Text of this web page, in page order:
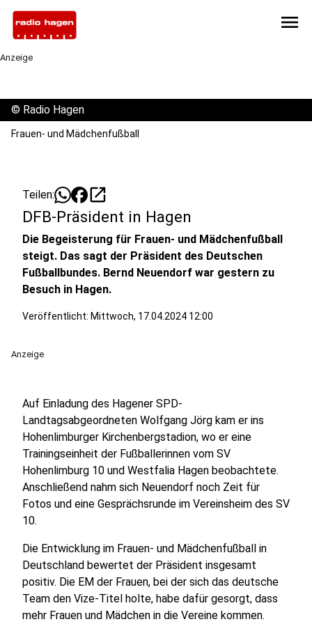
menu
Anzeige
© Radio Hagen
Frauen- und Mädchenfußball
Teilen: open_in_new
DFB-Präsident in Hagen
Die Begeisterung für Frauen- und Mädchenfußball
steigt. Das sagt der Präsident des Deutschen
Fußballbundes. Bernd Neuendorf war gestern zu
Besuch in Hagen.
Veröffentlicht: Mittwoch, 17.04.2024 12:00
Anzeige
Auf Einladung des Hagener SPD-
Landtagsabgeordneten Wolfgang Jörg kam er ins
Hohenlimburger Kirchenbergstadion, wo er eine
Trainingseinheit der Fußballerinnen vom SV
Hohenlimburg 10 und Westfalia Hagen beobachtete.
Anschließend nahm sich Neuendorf noch Zeit für
Fotos und eine Gesprächsrunde im Vereinsheim des SV
10.
Die Entwicklung im Frauen- und Mädchenfußball in
Deutschland bewertet der Präsident insgesamt
positiv. Die EM der Frauen, bei der sich das deutsche
Team den Vize-Titel holte, habe dafür gesorgt, dass
mehr Frauen und Mädchen in die Vereine kommen.